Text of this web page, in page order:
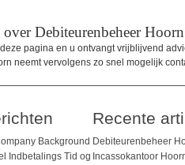
Debiteurenbeheer
pagina en u ontvangt vrijblijvend
neemt vervolgens zo snel mogelijk
Background
Indbetalings Tid og
Recente
Debiteurenbeheer
Incassokantoor